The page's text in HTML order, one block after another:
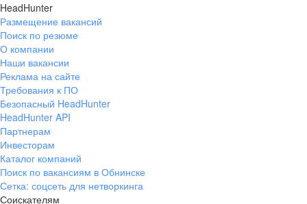
HeadHunter
Размещение вакансий
Поиск по резюме
О компании
Наши вакансии
Реклама на сайте
Требования к ПО
Безопасный HeadHunter
HeadHunter API
Партнерам
Инвесторам
Каталог компаний
Поиск по вакансиям в Обнинске
Сетка: соцсеть для нетворкинга
Соискателям